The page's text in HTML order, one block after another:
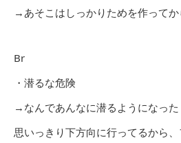
→あそこはしっかりためを作ってか
Br
・潜るな危険
→なんであんなに潜るようになった
思いっきり下方向に行ってるから